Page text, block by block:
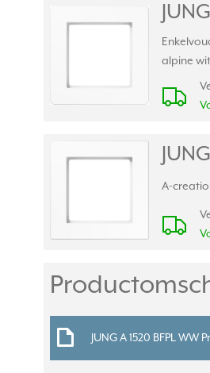
alpine
A-
JUNG A 1520 BFPL